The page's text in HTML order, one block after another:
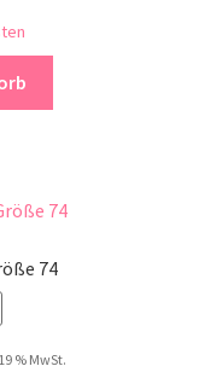
74
% MwSt.